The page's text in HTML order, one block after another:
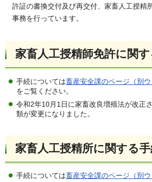
許証の書換交付及び再交付、家畜人工授精
事務を行っています。
家畜人工授精師免許に関
手続については畜産安全課のページ（別ウ
をご覧ください。
令和2年10月1日に家畜改良増殖法が改正
類が変更になりました。
家畜人工授精所に関する
手続については畜産安全課のページ（別ウ